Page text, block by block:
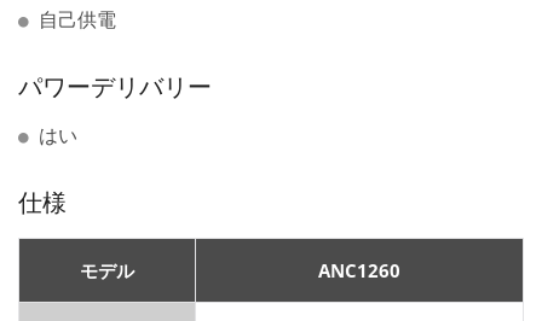
自己供電
パワーデリバリー
はい
仕様
モデル ANC1260